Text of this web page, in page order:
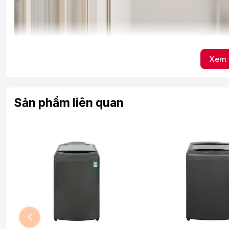
Sản phẩm liên quan